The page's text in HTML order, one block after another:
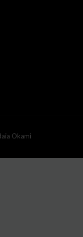
Okami